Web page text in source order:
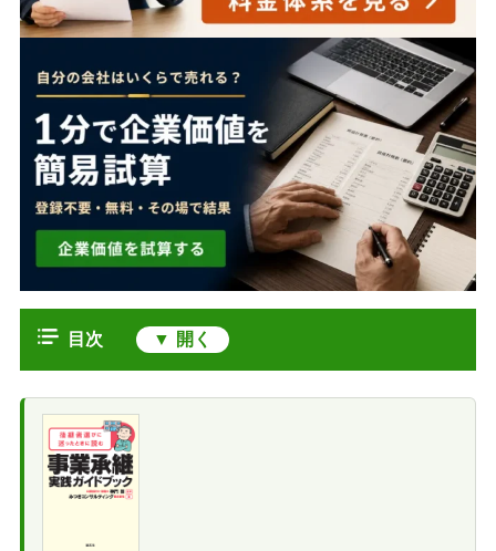
目次
必要ない
譲渡制限株式の相続で必要なこと
譲渡制限株式の相続人から企業が株